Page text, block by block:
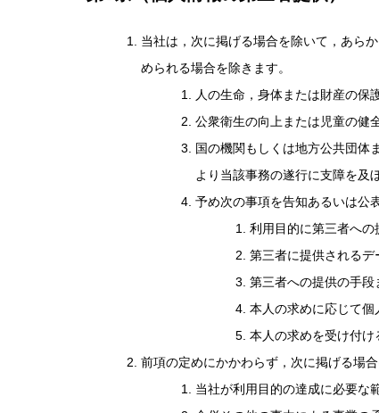
当社は，次に掲げる場合を除いて，あら
められる場合を除きます。
人の生命，身体または財産の保
公衆衛生の向上または児童の健
国の機関もしくは地方公共団体
より当該事務の遂行に支障を及
予め次の事項を告知あるいは公
利用目的に第三者への
第三者に提供されるデ
第三者への提供の手段
本人の求めに応じて個
本人の求めを受け付け
前項の定めにかかわらず，次に掲げる場
当社が利用目的の達成に必要な